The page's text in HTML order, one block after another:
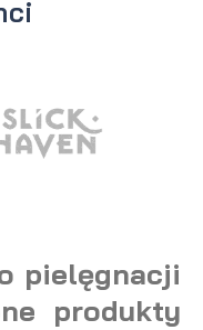
pielęgnacji
produkty